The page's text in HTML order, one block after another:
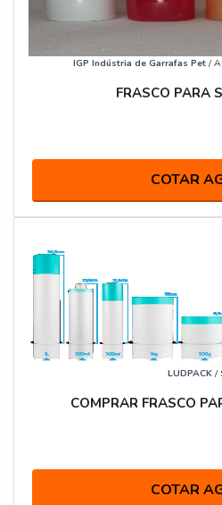
IGP Indústria de Garrafas Pet /
FRASCO PARA
COTAR
LUDPACK /
COMPRAR FRASCO
COTAR